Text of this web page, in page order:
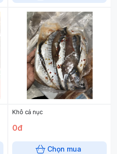
Khô cá nục
0đ
Chọn mua